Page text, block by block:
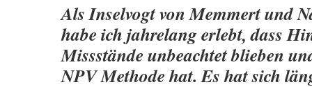
Als Inselvogt von Memmert und
habe ich jahrelang erlebt, dass
Missstände unbeachtet blieben
NPV Methode hat. Es hat sich